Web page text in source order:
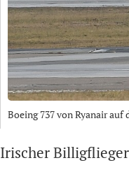
Boeing 737 von Ryanair
Irischer